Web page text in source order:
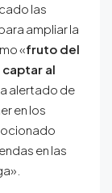
las
ampliar la
«fruto del
al
alertado de
en los
en las